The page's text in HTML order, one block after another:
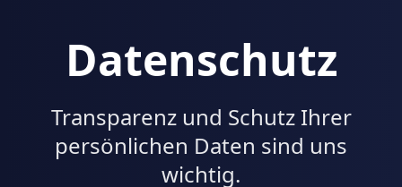
Datenschutz
Transparenz und Schutz Ihrer
persönlichen Daten sind uns
wichtig.